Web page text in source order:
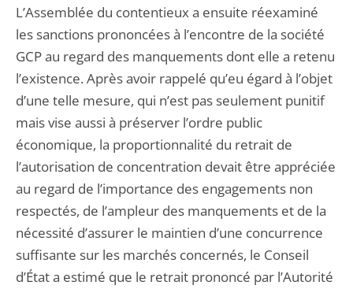
L’Assemblée du contentieux a ensuite réexaminé
les sanctions prononcées à l’encontre de la société
GCP au regard des manquements dont elle a retenu
l’existence. Après avoir rappelé qu’eu égard à l’objet
d’une telle mesure, qui n’est pas seulement punitif
mais vise aussi à préserver l’ordre public
économique, la proportionnalité du retrait de
l’autorisation de concentration devait être appréciée
au regard de l’importance des engagements non
respectés, de l’ampleur des manquements et de la
nécessité d’assurer le maintien d’une concurrence
suffisante sur les marchés concernés, le Conseil
d’État a estimé que le retrait prononcé par l’Autorité